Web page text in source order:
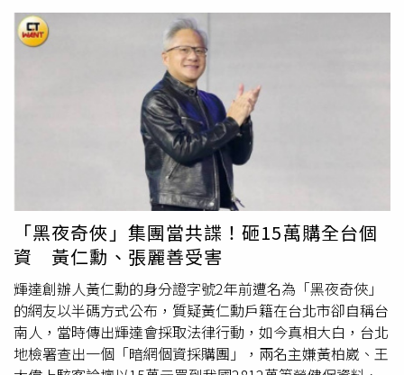
醫學業成績優秀，自稱台大牙醫系第一名畢業，在台北市大
安區、新北市新店區開診所，2023年2月他聘用林姓女子擔
任醫療器材用品公司的數位行銷經理，雙方約定月薪6萬
元、上班時間09到18、可在家遠距工作，但對於工作職責
看法不同，林姓女子認為自己是行銷經理不是總經理，人力
招募、看店面並非她的業務範圍；馬姓牙醫則認定行銷經理
需負責人力招募與網站建置。林姓女子到職第24天要求離職
並退出工作群組，兩天後公司退她的勞健保，再過半個月，
馬姓牙醫報案指控林姓女子侵占ASUS ZenBook 13 OLED
的綠松灰色公務筆電，台北地檢署不起訴，因為馬姓牙醫無
法提出林姓女子領取或借用筆電的證據，無法憑告訴人單一
指訴認定被告有罪。林姓女子得知侵占官司過關便展開反
擊，狀告馬姓牙醫涉犯誣告罪，北檢
生勞資糾紛，馬姓牙醫明知林姓女子沒拿筆電還告她，因此
以誣告罪起訴。馬姓牙醫提出2021年8月購買ASUS
ZenBook 13OLED的發票，並向法官喊冤，林姓女子應徵
工作時告知沒筆電可用，他考量當時公司剛成立「沒有可工
「黑夜奇俠」集團當共諜！砸15萬購全台個
資 黃仁勳、張麗善受害
輝達創辦人黃仁勳的身分證字號2年前遭名為「黑夜奇俠」
的網友以半碼方式公布，質疑黃仁勳戶籍在台北市卻自稱台
南人，當時傳出輝達會採取法律行動，如今真相大白，台北
地檢署查出一個「暗網個資採購團」，兩名主嫌黃柏崴、王